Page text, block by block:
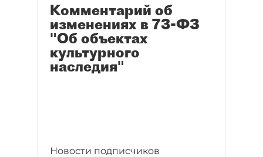
Комментарий об
изменениях в 73-ФЗ
"Об объектах
культурного
наследия"
Новости подписчиков